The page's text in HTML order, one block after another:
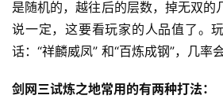
是随机的，越往后的层数，掉无双的
说一定，这要看玩家的人品值了。
话：“祥麟威凤” 和“百炼成钢”，几率
剑网三试炼之地常用的有两种打法：